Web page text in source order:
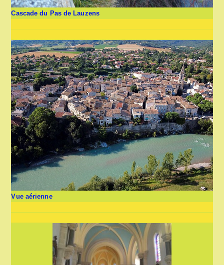
Cascade du Pas de Lauzens
Vue aérienne